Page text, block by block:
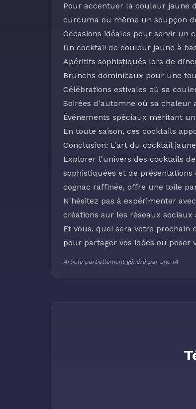
Pour accentuer la couleur jaune
curcuma ou même un soupçon
Occasions idéales pour servir un
Un cocktail de couleur jaune à
Apéritifs sophistiqués lors de
Brunchs dominicaux pour une
Célébrations estivales où sa
Soirées d'automne où sa chaleur
Événements spéciaux méritant
En toute saison, ces cocktails
Conclusion: L'art du cocktail
Explorer l'univers des cocktails
sophistiquées et de
cognac raffinée, offre une toile
N'hésitez pas à expérimenter
créations sur les réseaux
Et vous, quel sera votre prochain
pour partager vos idées ou
Article partiellement généré par une IA